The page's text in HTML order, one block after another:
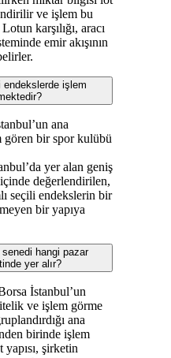
ve işlem bu
karşılığı, aracı
emir akışının
endekslerde işlem
ana
gören bir spor kulübü
yer alan geniş
değerlendirilen,
seçili endekslerin bir
bir yapıya
hangi pazar
yer alır?
İstanbul’un
ve işlem görme
ana
birinde işlem
şirketin